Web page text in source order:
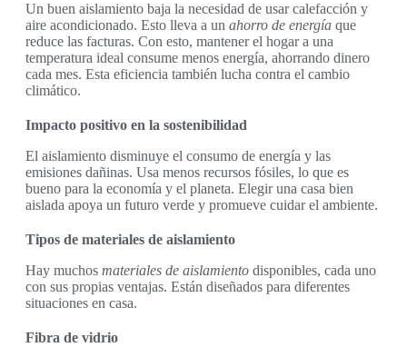
Un buen aislamiento baja la necesidad de usar calefacción y
aire acondicionado. Esto lleva a un ahorro de energía que
reduce las facturas. Con esto, mantener el hogar a una
temperatura ideal consume menos energía, ahorrando dinero
cada mes. Esta eficiencia también lucha contra el cambio
climático.
Impacto positivo en la sostenibilidad
El aislamiento disminuye el consumo de energía y las
emisiones dañinas. Usa menos recursos fósiles, lo que es
bueno para la economía y el planeta. Elegir una casa bien
aislada apoya un futuro verde y promueve cuidar el ambiente.
Tipos de materiales de aislamiento
Hay muchos materiales de aislamiento disponibles, cada uno
con sus propias ventajas. Están diseñados para diferentes
situaciones en casa.
Fibra de vidrio